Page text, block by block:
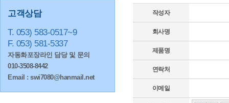
고객상담
T. 053) 583-0517~9
F. 053) 581-5337
자동화포장라인 담당 및 문의
010-3508-8442
Email : swi7080@hanmail.net
작성자
회사명
제품명
연락처
이메일